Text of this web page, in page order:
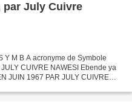
par July Cuivre
Y M B A acronyme de Symbole
CUIVRE NAWESI Ebende ya
JUIN 1967 PAR JULY CUIVRE